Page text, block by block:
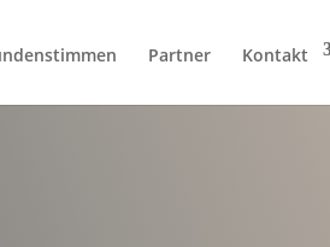
Partner Kontakt